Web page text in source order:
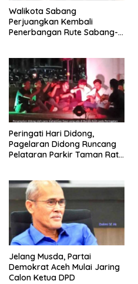
Walikota Sabang
Perjuangkan Kembali
Penerbangan Rute Sabang-
Peringati Hari Didong,
Pagelaran Didong Runcang
Pelataran Parkir Taman Ratu
Jelang Musda, Partai
Demokrat Aceh Mulai Jaring
Calon Ketua DPD